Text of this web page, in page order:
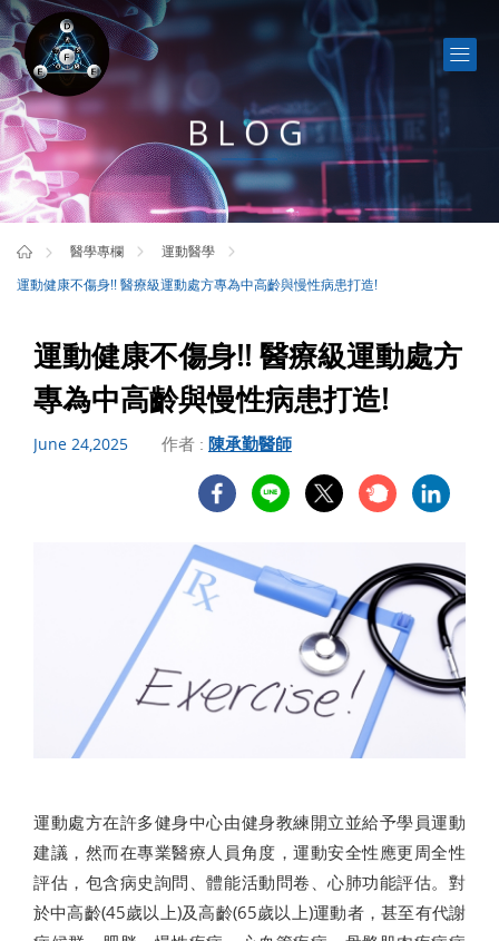
BLOG
醫學專欄
運動醫學
運動健康不傷身!! 醫療級運動處方專為中高齡與慢性病患打造!
運動健康不傷身!! 醫療級運動處方
專為中高齡與慢性病患打造!
June 24,2025 作者 : 陳承勤醫師
運動處方在許多健身中心由健身教練開立並給予學員運動
建議，然而在專業醫療人員角度，運動安全性應更周全性
評估，包含病史詢問、體能活動問卷、心肺功能評估。對
於中高齡(45歲以上)及高齡(65歲以上)運動者，甚至有代謝